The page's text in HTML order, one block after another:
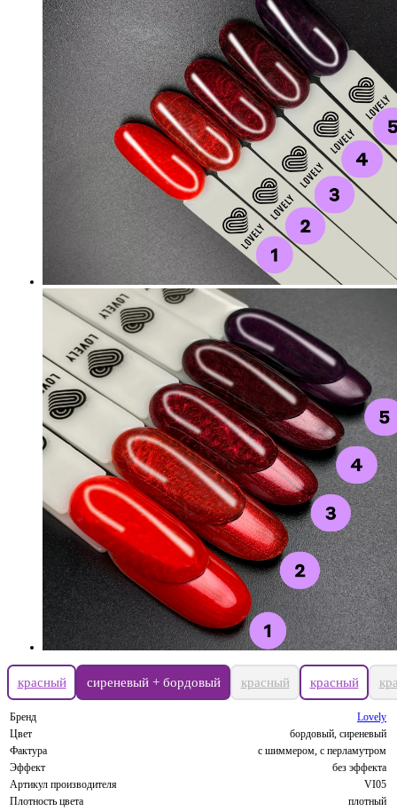
красный сиреневый + бордовый красный красный
Бренд
Lovely
Цвет
бордовый, сиреневый
Фактура
с шиммером, с перламутром
Эффект
без эффекта
Артикул производителя
VI05
Плотность цвета
плотный